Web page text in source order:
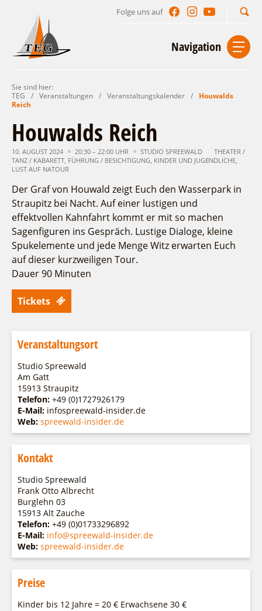
Folge uns auf
Navigation
Start Kontakt
Urlaub im Leichhardt Land
Reisegebiet
Lieblingsorte
Per Rad
Zu Fuß
Aktiverlebnisse
Sehenswertes
Naturlehrpfad Ludwig Leichhardt
Buchbare Angebote
Individuell
Touristinformationen
Fremdenverkehrsvereine
Kahnfahrten
Unterkünfte finden
Gastgeberverzeichnis
Gastronomie
Camping
Ferienhaus- und Campingpark „Ludwig
Leichhardt“
Spreewälder Seecamping
Campingplatz am Mochowsee
Campingplatz Jessern
Veranstaltungen
Veranstaltungskalender
Veranstaltungshöhepunkte
Regionalentwicklung
Bürgerbus
Q-Gemeinde Schwielochsee
Staatlich anerkannter Erholungsort Goyatz
Mein Brandenburg – Infostelen
Unternehmensbetreuung
WFG
Service
Aktuelles
Infomaterial
Warenkorb
Sie sind hier:
TEG
/ Veranstaltungen / Veranstaltungskalender /
Houwalds
Reich
Houwalds Reich
10. AUGUST 2024 20:30 – 22:00 UHR STUDIO SPREEWALD
THEATER /
TANZ / KABARETT, FÜHRUNG / BESICHTIGUNG, KINDER UND JUGENDLICHE,
LUST AUF NATOUR
Der Graf von Houwald zeigt Euch den Wasserpark in
Straupitz bei Nacht. Auf einer lustigen und
effektvollen Kahnfahrt kommt er mit so machen
Sagenfiguren ins Gespräch. Lustige Dialoge, kleine
Spukelemente und jede Menge Witz erwarten Euch
auf dieser kurzweiligen Tour.
Dauer 90 Minuten
Tickets
Veranstaltungsort
Studio Spreewald
Am Gatt
15913 Straupitz
Telefon: +49 (0)1727926179
E-Mail: infospreewald-insider.de
Web: spreewald-insider.de
Kontakt
Studio Spreewald
Frank Otto Albrecht
Burglehn 03
15913 Alt Zauche
Telefon: +49 (0)01733296892
E-Mail: info@spreewald-insider.de
Web: spreewald-insider.de
Preise
Kinder bis 12 Jahre = 20 € Erwachsene 30 €